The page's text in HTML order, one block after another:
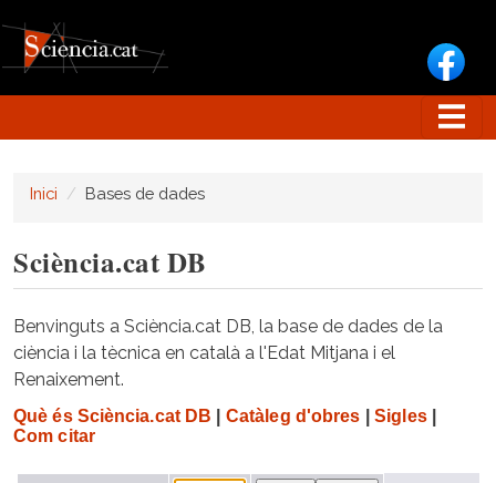
Inici Bases de dades
Sciència.cat DB
Benvinguts a Sciència.cat DB, la base de dades de la
ciència i la tècnica en català a l'Edat Mitjana i el
Renaixement.
Què és Sciència.cat DB Catàleg d'obres Sigles|
Com citar